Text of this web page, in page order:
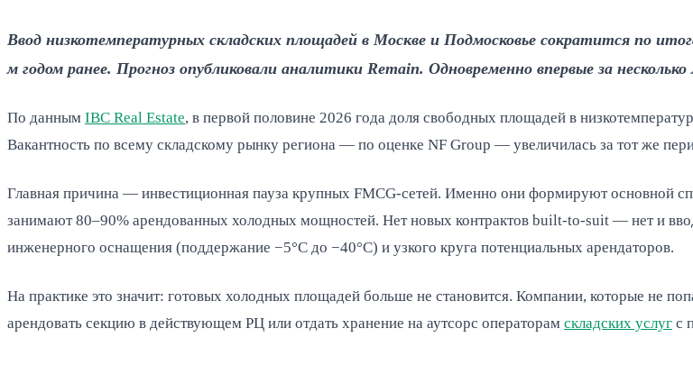
Ввод низкотемпературных складских площадей в Москве и Подмосковье сократится по
м годом ранее. Прогноз опубликовали аналитики Remain. Одновременно впервые за
По данным IBC Real Estate, в первой половине 2026 года доля свободных площадей в
Вакантность по всему складскому рынку региона — по оценке NF Group — увеличилась за тот же
Главная причина — инвестиционная пауза крупных FMCG-сетей. Именно они формируют основной
занимают 80–90% арендованных холодных мощностей. Нет новых контрактов built-to-suit — нет и
инженерного оснащения (поддержание −5°C до −40°C) и узкого круга потенциальных арендаторов.
На практике это значит: готовых холодных площадей больше не становится. Компании, которые не
арендовать секцию в действующем РЦ или отдать хранение на аутсорс операторам складских услуг с